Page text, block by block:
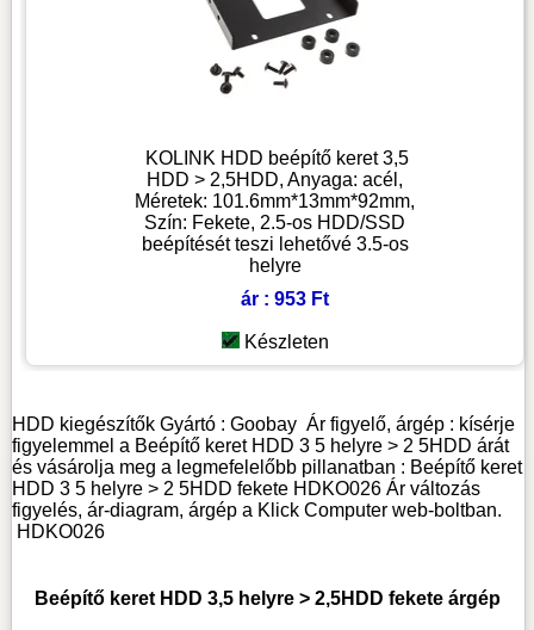
KOLINK HDD beépítő keret 3,5
HDD > 2,5HDD, Anyaga: acél,
Méretek: 101.6mm*13mm*92mm,
Szín: Fekete, 2.5-os HDD/SSD
beépítését teszi lehetővé 3.5-os
helyre
ár : 953 Ft
Készleten
HDD kiegészítőkGyártó : Goobay Ár figyelő, árgép : kísérje
figyelemmel a Beépítő keret HDD 3 5 helyre > 2 5HDD árát
és vásárolja meg a legmefelelőbb pillanatban : Beépítő keret
HDD 3 5 helyre > 2 5HDD fekete HDKO026 Ár változás
figyelés, ár-diagram, árgép a Klick Computer web-boltban.
HDKO026
Beépítő keret HDD 3,5 helyre > 2,5HDD fekete árgép